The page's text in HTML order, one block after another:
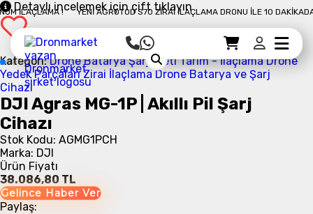
İLAÇLAMA ! YENI AGROTOD S70 ZIRAI İLAÇLAMA DRONU İLE 10 DAKIKADA
Sepet
Sepet Detayı Ödemeye Geç
Detaylı incelemek için çift tıklayın
Kategori:Drone Batarya Şarj Aleti Tarım - İlaçlama Drone
Yedek Parçaları Zirai İlaçlama Drone Batarya ve Şarj
Cihazı
DJI Agras MG-1P | Akıllı Pil Şarj
Cihazı
Stok Kodu: AGMG1PCH
Marka: DJI
Ürün Fiyatı
38.086,80 TL
Gelince Haber Ver
Paylaş: